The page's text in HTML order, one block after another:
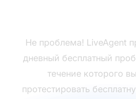
Не проблема! LiveAgent
дневный бесплатный
течение которого
протестировать